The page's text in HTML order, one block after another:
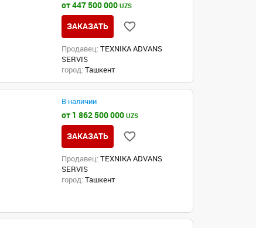
от 447 500 000UZS
ЗАКАЗАТЬ
Продавец: TEXNIKA ADVANS
SERVIS
город: Ташкент
В наличии
от 1 862 500 000UZS
ЗАКАЗАТЬ
Продавец: TEXNIKA ADVANS
SERVIS
город: Ташкент